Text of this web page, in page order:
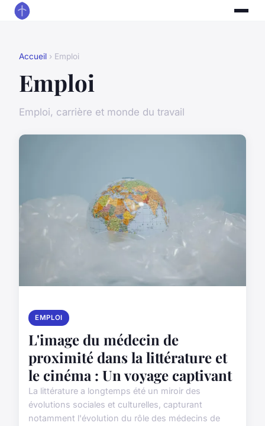
Accueil › Emploi
Emploi
Emploi, carrière et monde du travail
EMPLOI
L'image du médecin de
proximité dans la littérature et
le cinéma : Un voyage captivant
La littérature a longtemps été un miroir des
évolutions sociales et culturelles, capturant
notamment l'évolution du rôle des médecins de